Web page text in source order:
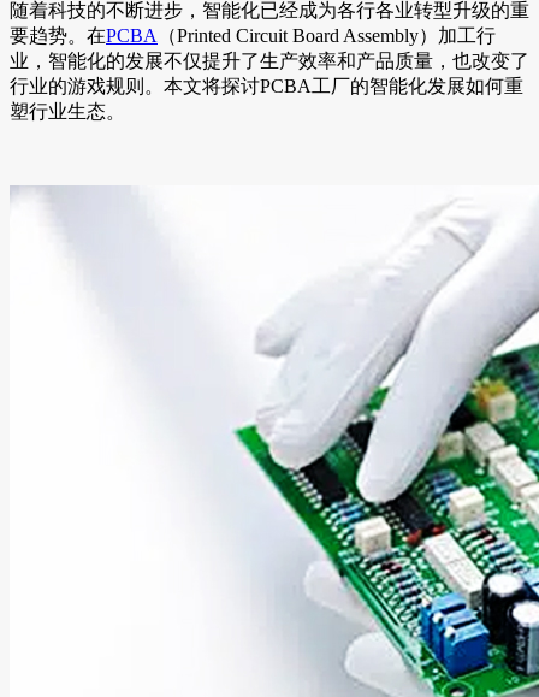
随着科技的不断进步，智能化已经成为各行各业转型升级的重
要趋势。在PCBA
（Printed Circuit Board Assembly）加工行
业，智能化的发展不仅提升了生产效率和产品质量，也改变了
行业的游戏规则。本文将探讨PCBA工厂的智能化发展如何重
塑行业生态。